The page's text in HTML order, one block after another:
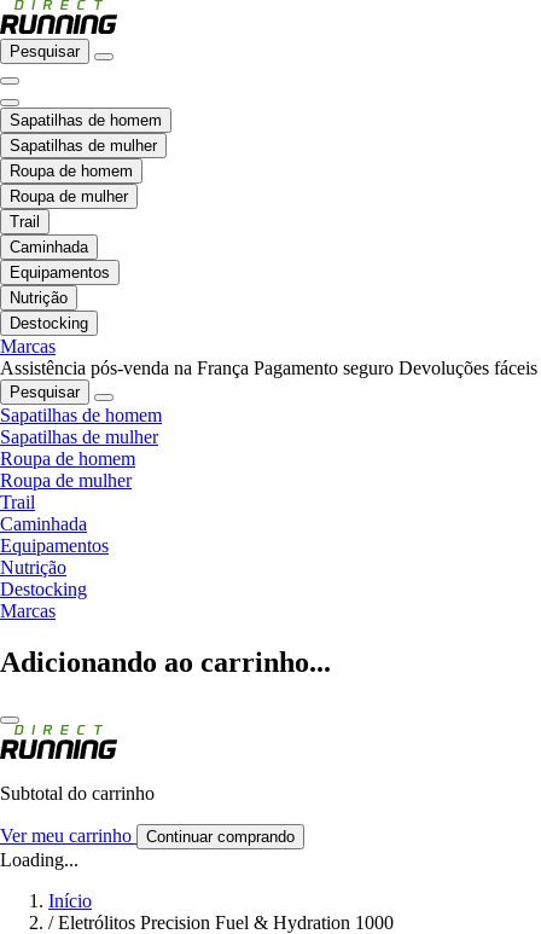
Pesquisar
Sapatilhas de homem
Sapatilhas de mulher
Roupa de homem
Roupa de mulher
Trail
Caminhada
Equipamentos
Nutrição
Destocking
Marcas
Assistência pós-venda na França Pagamento seguro Devoluções fáceis
Pesquisar
Sapatilhas de homem
Sapatilhas de mulher
Roupa de homem
Roupa de mulher
Trail
Caminhada
Equipamentos
Nutrição
Destocking
Marcas
Adicionando ao carrinho...
Subtotal do carrinho
Ver meu carrinho Continuar comprando
Loading...
Início
/ Eletrólitos Precision Fuel & Hydration 1000